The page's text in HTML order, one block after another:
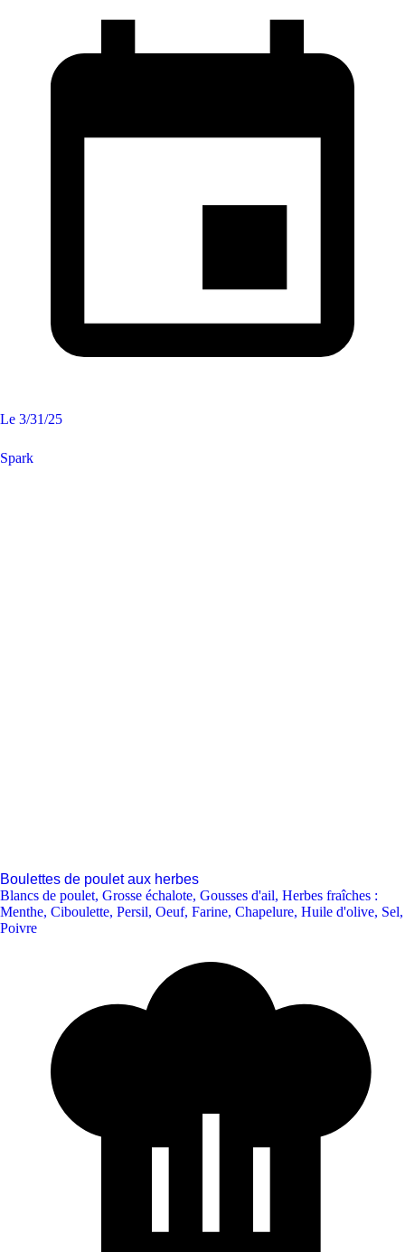
Le 3/31/25
Spark
Boulettes de poulet aux herbes
Blancs de poulet, Grosse échalote, Gousses d'ail, Herbes fraîches :
Menthe, Ciboulette, Persil, Oeuf, Farine, Chapelure, Huile d'olive, Sel,
Poivre